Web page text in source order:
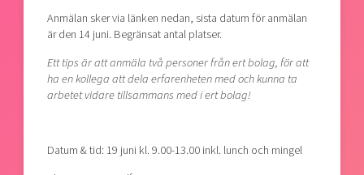
Anmälan sker via länken nedan, sista datum för anmälan
är den 14 juni. Begränsat antal platser.
Ett tips är att anmäla två personer från ert bolag, för att
ha en kollega att dela erfarenheten med och kunna ta
arbetet vidare tillsammans med i ert bolag!
Datum & tid: 19 juni kl. 9.00-13.00 inkl. lunch och mingel